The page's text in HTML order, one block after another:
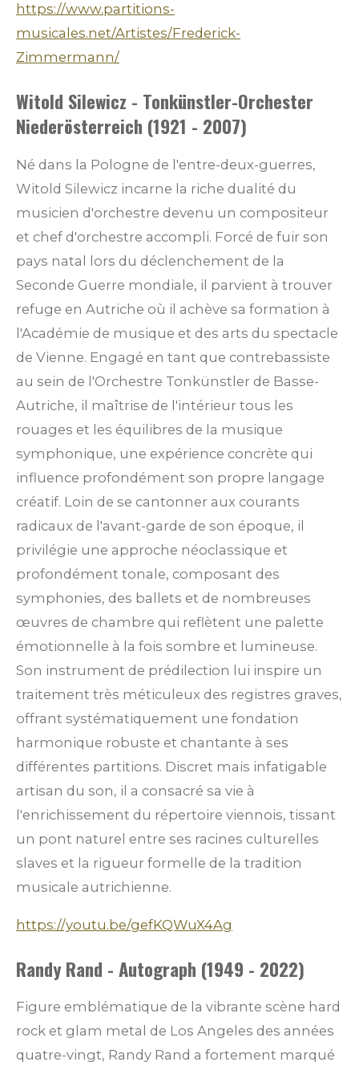
https://www.partitions-
musicales.net/Artistes/Frederick-
Zimmermann/
Witold Silewicz - Tonkünstler-Orchester
Niederösterreich (1921 - 2007)
Né dans la Pologne de l'entre-deux-guerres,
Witold Silewicz incarne la riche dualité du
musicien d'orchestre devenu un compositeur
et chef d'orchestre accompli. Forcé de fuir son
pays natal lors du déclenchement de la
Seconde Guerre mondiale, il parvient à trouver
refuge en Autriche où il achève sa formation à
l'Académie de musique et des arts du spectacle
de Vienne. Engagé en tant que contrebassiste
au sein de l'Orchestre Tonkünstler de Basse-
Autriche, il maîtrise de l'intérieur tous les
rouages et les équilibres de la musique
symphonique, une expérience concrète qui
influence profondément son propre langage
créatif. Loin de se cantonner aux courants
radicaux de l'avant-garde de son époque, il
privilégie une approche néoclassique et
profondément tonale, composant des
symphonies, des ballets et de nombreuses
œuvres de chambre qui reflètent une palette
émotionnelle à la fois sombre et lumineuse.
Son instrument de prédilection lui inspire un
traitement très méticuleux des registres graves,
offrant systématiquement une fondation
harmonique robuste et chantante à ses
différentes partitions. Discret mais infatigable
artisan du son, il a consacré sa vie à
l'enrichissement du répertoire viennois, tissant
un pont naturel entre ses racines culturelles
slaves et la rigueur formelle de la tradition
musicale autrichienne.
https://youtu.be/gefKQWuX4Ag
Randy Rand - Autograph (1949 - 2022)
Figure emblématique de la vibrante scène hard
rock et glam metal de Los Angeles des années
quatre-vingt, Randy Rand a fortement marqué